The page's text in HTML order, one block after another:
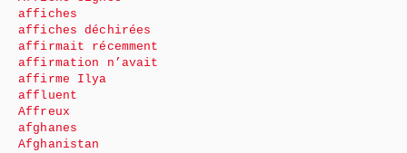
affiches
affiches déchirées
affirmait récemment
affirmation n’avait
affirme Ilya
affluent
Affreux
afghanes
Afghanistan